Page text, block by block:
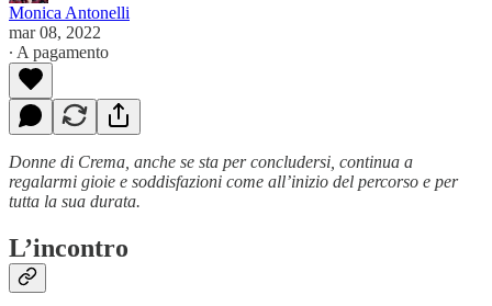
Monica Antonelli
mar 08, 2022
∙ A pagamento
Donne di Crema, anche se sta per concludersi, continua a
regalarmi gioie e soddisfazioni come all’inizio del percorso e per
tutta la sua durata.
L’incontro